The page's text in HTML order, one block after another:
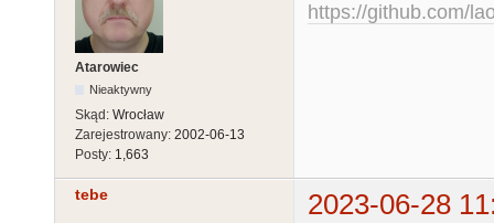
Atarowiec
Nieaktywny
Skąd: Wrocław
Zarejestrowany: 2002-06-13
Posty: 1,663
https://github.com/
tebe 2023-06-28